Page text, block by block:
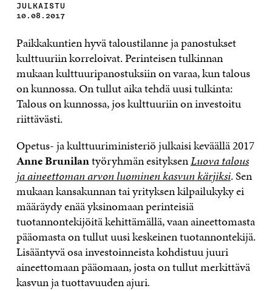
JULKAISTU
10.08.2017
Paikkakuntien hyvä taloustilanne ja panostukset
kulttuuriin korreloivat. Perinteisen tulkinnan
mukaan kulttuuripanostuksiin on varaa, kun talous
on kunnossa. On tullut aika tehdä uusi tulkinta:
Talous on kunnossa, jos kulttuuriin on investoitu
riittävästi.
Opetus- ja kulttuuriministeriö julkaisi keväällä 2017
Anne Brunilantyöryhmän esityksenLuova talous
ja aineettoman arvon luominen kasvun kärjiksi. Sen
mukaan kansakunnan tai yrityksen kilpailukyky ei
määräydy enää yksinomaan perinteisiä
tuotannontekijöitä kehittämällä, vaan aineettomasta
pääomasta on tullut uusi keskeinen tuotannontekijä.
Lisääntyvä osa investoinneista kohdistuu juuri
aineettomaan pääomaan, josta on tullut merkittävä
kasvun ja tuottavuuden ajuri.